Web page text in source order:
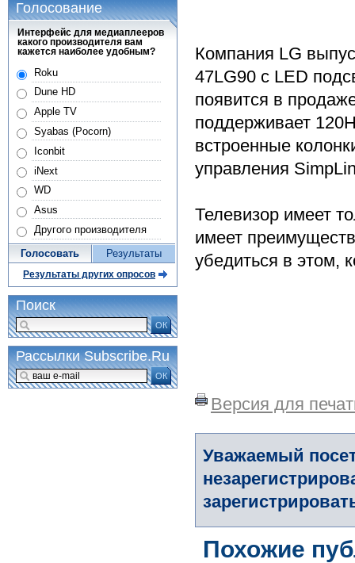
Компания LG
47LG90 с LED
появится в
поддерживает
встроенные
управления
Телевизор имеет
имеет
убедиться в этом,
Версия для
Уважаемый
Похожие
Голосование
Интерфейс для медиаплееров
какого производителя вам
кажется наиболее удобным?
Roku
Dune HD
Apple TV
Syabas (Pocorn)
Iconbit
iNext
WD
Asus
Другого производителя
Голосовать Результаты
Результаты других опросов
Поиск
ОК
Рассылки Subscribe.Ru
ОК